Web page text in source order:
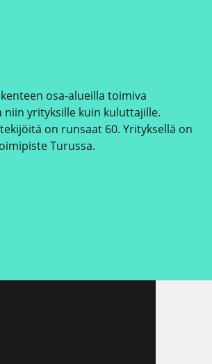
osa-alueilla toimiva
yrityksille kuin kuluttajille.
on runsaat 60. Yrityksellä on
Turussa.